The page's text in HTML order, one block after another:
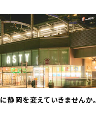
静岡を変えていきませんか。